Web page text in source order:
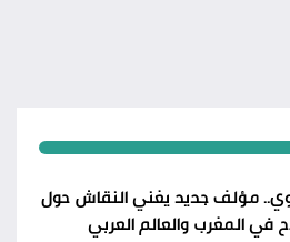
مؤلف جديد يغني النقاش حول
في المغرب والعالم العربي